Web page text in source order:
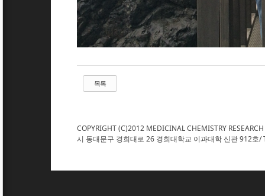
목록
COPYRIGHT (C)2012 MEDICINAL CHEMISTRY
시 동대문구 경희대로 26 경희대학교 이과대학 신관 912